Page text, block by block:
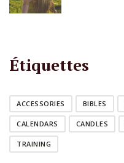
Étiquettes
ACCESSORIES BIBLES
CALENDARS CANDLES
TRAINING